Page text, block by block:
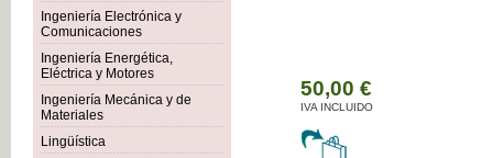
Ingeniería Electrónica y
Comunicaciones
Ingeniería Energética,
Eléctrica y Motores
Ingeniería Mecánica y de
Materiales
Lingüística